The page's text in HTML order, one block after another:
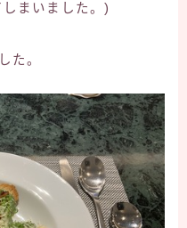
まいました。)
た。